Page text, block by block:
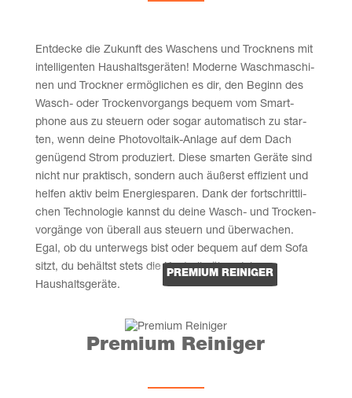
Ent­de­cke die Zukunft des Waschens und Trock­nens mit
intel­li­gen­ten Haus­halts­ge­rä­ten! Moder­ne Wasch­ma­schi­
nen und Trock­ner ermög­li­chen es dir, den Beginn des
Wasch- oder Tro­cken­vor­gangs bequem vom Smart­
phone aus zu steu­ern oder sogar auto­ma­tisch zu star­
ten, wenn dei­ne Pho­to­vol­ta­ik-Anla­ge auf dem Dach
genü­gend Strom pro­du­ziert. Die­se smar­ten Gerä­te sind
nicht nur prak­tisch, son­dern auch äußerst effi­zi­ent und
hel­fen aktiv beim Ener­gie­spa­ren. Dank der fort­schritt­li­
chen Tech­no­lo­gie kannst du dei­ne Wasch- und Tro­cken­
vor­gän­ge von über­all aus steu­ern und über­wa­chen.
Egal, ob du unter­wegs bist oder bequem auf dem Sofa
sitzt, du behältst stets die Kon­trol­le über dei­ne
Haushaltsgeräte.
PRE­MI­UM REINIGER
Pre­mi­um Reiniger